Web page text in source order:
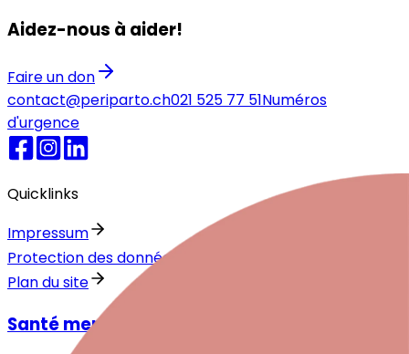
Aidez-nous à aider!
Faire un don
contact@periparto.ch021 525 77 51Numéros
d'urgence
Quicklinks
Impressum
Protection des données
Plan du site
Santé mentale autour de la naissance